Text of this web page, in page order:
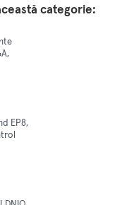
categorie:
EP8,